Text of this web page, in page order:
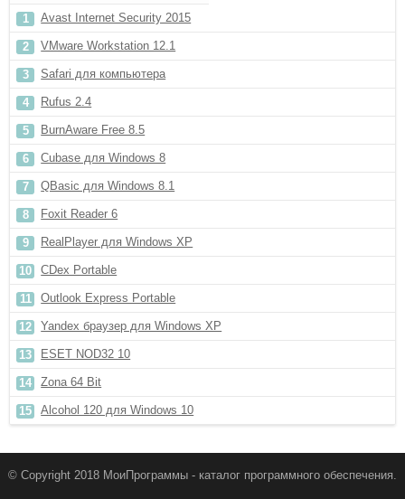
Avast Internet Security 2015
VMware Workstation 12.1
Safari для компьютера
Rufus 2.4
BurnAware Free 8.5
Cubase для Windows 8
QBasic для Windows 8.1
Foxit Reader 6
RealPlayer для Windows XP
CDex Portable
Outlook Express Portable
Yandex браузер для Windows XP
ESET NOD32 10
Zona 64 Bit
Alcohol 120 для Windows 10
© Copyright 2018 МоиПрограммы - каталог программного обеспечения.